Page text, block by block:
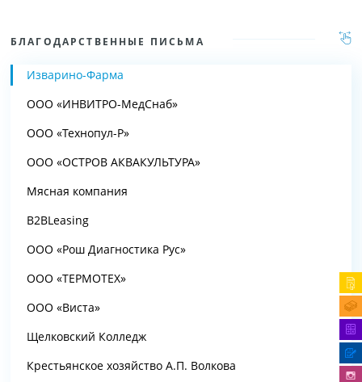
БЛАГОДАРСТВЕННЫЕ ПИСЬМА
Изварино-Фарма
ООО «ИНВИТРО-МедСнаб»
ООО «Технопул-Р»
ООО «ОСТРОВ АКВАКУЛЬТУРА»
Мясная компания
B2BLeasing
ООО «Рош Диагностика Рус»
ООО «ТЕРМОТЕХ»
ООО «Виста»
Щелковский Колледж
Крестьянское хозяйство А.П. Волкова